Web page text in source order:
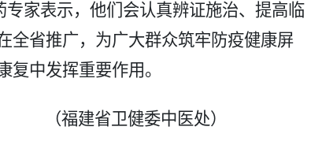
家表示，他们会认真辨证施治、提高临
全省推广，为广大群众筑牢防疫健康屏
复中发挥重要作用。
（福建省卫健委中医处）